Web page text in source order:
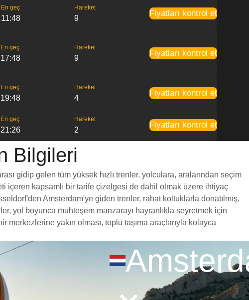
En geç
11:48
Hareket
9
Fiyatları kontrol et
En geç
17:48
Hareket
9
Fiyatları kontrol et
En geç
19:48
Hareket
4
Fiyatları kontrol et
En geç
21:26
Hareket
2
Fiyatları kontrol et
Bilgileri
gidip gelen tüm yüksek hızlı trenler, yolculara, aralarından seçim
içeren kapsamlı bir tarife çizelgesi de dahil olmak üzere ihtiyaç
Amsterdam'ye giden trenler, rahat koltuklarla donatılmış,
yol boyunca muhteşem manzarayı hayranlıkla seyretmek için
yakın olması, toplu taşıma araçlarıyla kolayca